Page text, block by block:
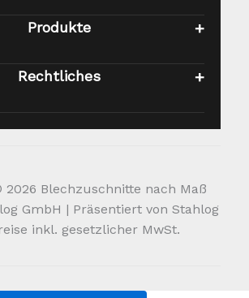
Produkte
Rechtliches
2026 Blechzuschnitte nach Maß
GmbH | Präsentiert von Stahlog
inkl. gesetzlicher MwSt.